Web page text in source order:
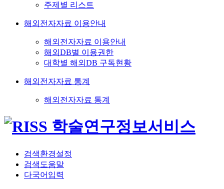
주제별 리스트
해외전자자료 이용안내
해외전자자료 이용안내
해외DB별 이용권한
대학별 해외DB 구독현황
해외전자자료 통계
해외전자자료 통계
검색환경설정
검색도움말
다국어입력